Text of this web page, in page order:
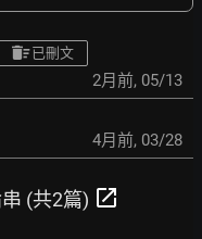
已刪文
2月前, 05/13
4月前, 03/28
(共2篇) open_in_new